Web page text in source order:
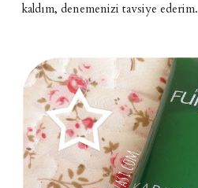
kaldım, denemenizi tavsiye ederim.